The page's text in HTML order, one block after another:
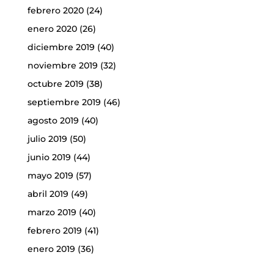
febrero 2020(24)
enero 2020(26)
diciembre 2019 (40)
noviembre 2019 (32)
octubre 2019 (38)
septiembre 2019 (46)
agosto 2019 (40)
julio 2019 (50)
junio 2019 (44)
mayo 2019 (57)
abril 2019 (49)
marzo 2019 (40)
febrero 2019 (41)
enero 2019 (36)